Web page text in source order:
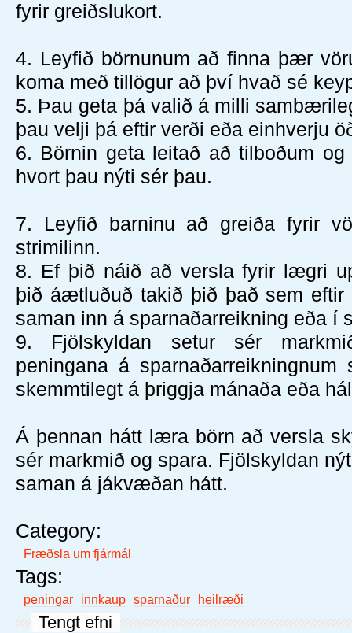
fyrir greiðslukort.
4. Leyfið börnunum að finna þær
koma með tillögur að því hvað sé
5. Þau geta þá valið á milli
þau velji þá eftir verði eða einhverju
6. Börnin geta leitað að tilboðum
hvort þau nýti sér þau.
7.
Leyfið barninu að greiða fyrir
strimilinn.
8. Ef þið náið að versla fyrir lægri
þið áætluðuð takið þið það sem eftir
saman inn á sparnaðarreikning eða í
9.
Fjölskyldan setur sér
peningana á
skemmtilegt á þriggja mánaða eða
Á þennan hátt læra börn að versla
sér markmið og spara. Fjölskyldan
saman á jákvæðan hátt.
Category:
Fræðsla um fjármál
Tags:
peningar innkaup sparnaður heilræði
Tengt efni